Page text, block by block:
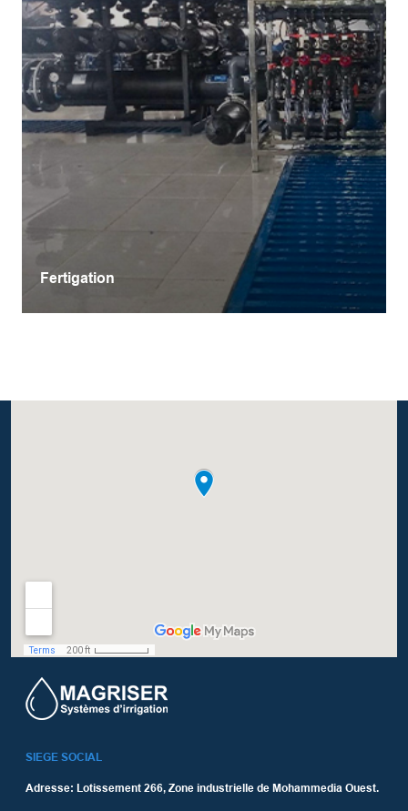
Fertigation
SIEGE SOCIAL
Adresse: Lotissement 266, Zone industrielle de Mohammedia Ouest.